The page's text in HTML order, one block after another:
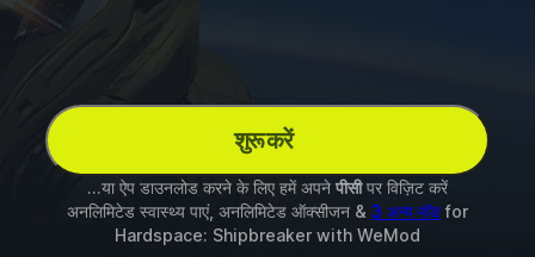
शुरू करें
...या ऐप डाउनलोड करने के लिए हमें अपने पीसीपर विज़िट करें
अनलिमिटेड स्वास्थ्य पाएं, अनलिमिटेड ऑक्सीजन & 3 अन्य मॉडfor
Hardspace: Shipbreaker with WeMod